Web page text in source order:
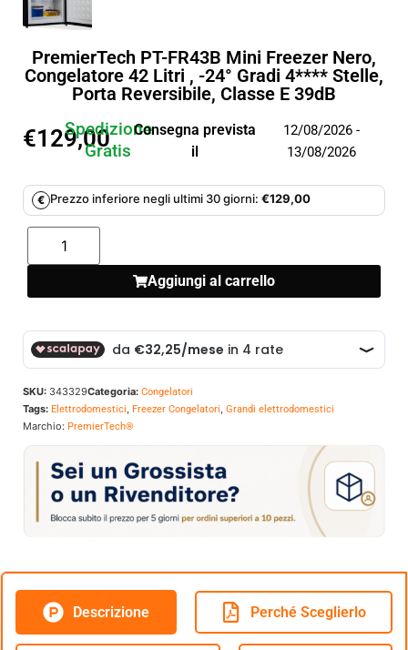
PremierTech PT-FR43B Mini Freezer Nero,
Congelatore 42 Litri , -24° Gradi 4**** Stelle,
Porta Reversibile, Classe E 39dB
€129,00
Spedizione
Gratis
Consegna prevista
il
12/08/2026 -
13/08/2026
€ Prezzo inferiore negli ultimi 30 giorni: €129,00
Aggiungi al carrello
SKU: 343329Categoria: Congelatori
Tags: Elettrodomestici, Freezer Congelatori, Grandi elettrodomestici
Marchio: PremierTech®
Descrizione Perché Sceglierlo